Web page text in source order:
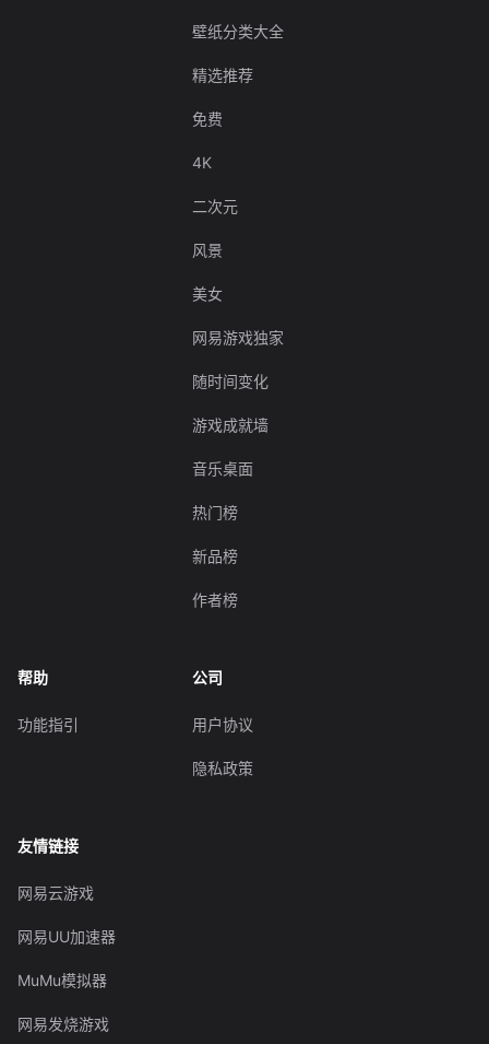
壁纸分类大全
精选推荐
免费
4K
二次元
风景
美女
网易游戏独家
随时间变化
游戏成就墙
音乐桌面
热门榜
新品榜
作者榜
帮助
功能指引
公司
用户协议
隐私政策
友情链接
网易云游戏
网易UU加速器
MuMu模拟器
网易发烧游戏